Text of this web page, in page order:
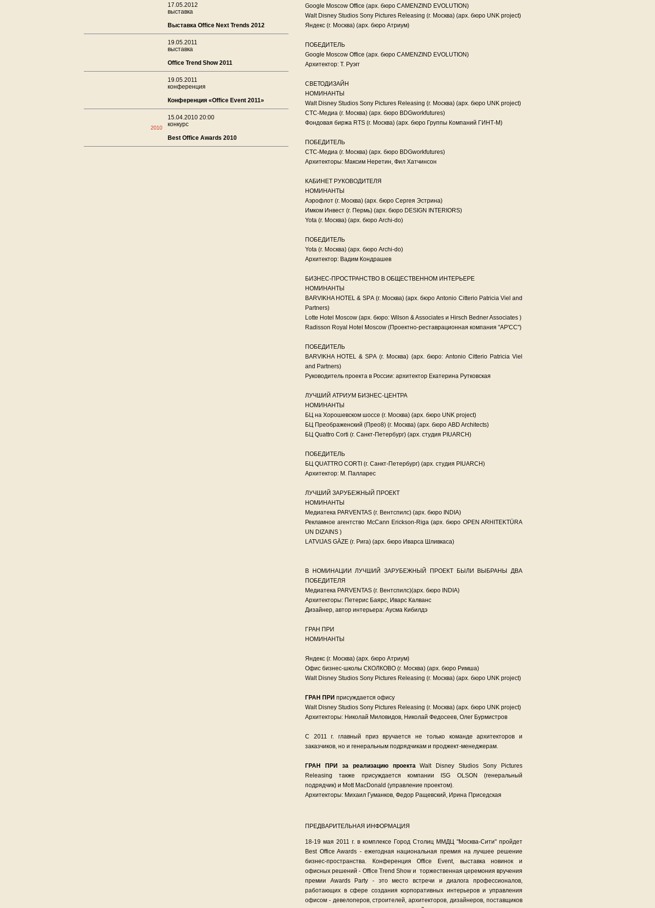
17.05.2012
выставка
Выставка Office Next Trends 2012
19.05.2011
выставка
Office Trend Show 2011
19.05.2011
конференция
Конференция «Office Event 2011»
2010
15.04.2010 20:00
конкурс
Best Office Awards 2010
Google Moscow Office (арх. бюро CAMENZIND EVOLUTION)
Walt Disney Studios Sony Pictures Releasing (г. Москва) (арх. бюро UNK project)
Яндекс (г. Москва) (арх. бюро Атриум)
ПОБЕДИТЕЛЬ
Google Moscow Office (арх. бюро CAMENZIND EVOLUTION)
Архитектор: Т. Руэгг
СВЕТОДИЗАЙН
НОМИНАНТЫ
Walt Disney Studios Sony Pictures Releasing (г. Москва) (арх. бюро UNK project)
СТС-Медиа (г. Москва) (арх. бюро BDGworkfutures)
Фондовая биржа RTS (г. Москва) (арх. бюро Группы Компаний ГИНТ-М)
ПОБЕДИТЕЛЬ
CTC-Медиа (г. Москва) (арх. бюро BDGworkfutures)
Архитекторы: Максим Неретин, Фил Хатчинсон
КАБИНЕТ РУКОВОДИТЕЛЯ
НОМИНАНТЫ
Аэрофлот (г. Москва) (арх. бюро Сергея Эстрина)
Имком Инвест (г. Пермь) (арх. бюро DESIGN INTERIORS)
Yota (г. Москва) (арх. бюро Archi-do)
ПОБЕДИТЕЛЬ
Yota (г. Москва) (арх. бюро Archi-do)
Архитектор: Вадим Кондрашев
БИЗНЕС-ПРОСТРАНСТВО В ОБЩЕСТВЕННОМ ИНТЕРЬЕРЕ
НОМИНАНТЫ
BARVIKHA HOTEL & SPА (г. Москва) (арх. бюро Antonio Citterio Patricia Viel and
Partners)
Lotte Hotel Moscow (арх. бюро: Wilson & Associates и Hirsch Bedner Associates )
Radisson Royal Hotel Moscow (Проектно-реставрационная компания "АР'CC")
ПОБЕДИТЕЛЬ
BARVIKHA HOTEL & SPА (г. Москва) (арх. бюро: Antonio Citterio Patricia Viel
and Partners)
Руководитель проекта в России: архитектор Екатерина Рутковская
ЛУЧШИЙ АТРИУМ БИЗНЕС-ЦЕНТРА
НОМИНАНТЫ
БЦ на Хорошевском шоссе (г. Москва) (арх. бюро UNK project)
БЦ Преображенский (Прео8) (г. Москва) (арх. бюро ABD Architects)
БЦ Quattro Corti (г. Санкт-Петербург) (арх. студия PIUARCH)
ПОБЕДИТЕЛЬ
БЦ QUATTRO CORTI (г. Санкт-Петербург) (арх. студия PIUARCH)
Архитектор: М. Палларес
ЛУЧШИЙ ЗАРУБЕЖНЫЙ ПРОЕКТ
НОМИНАНТЫ
Медиатека PARVENTAS (г. Вентспилс) (арх. бюро INDIA)
Рекламное агентство McCann Erickson-Riga (арх. бюро OPEN ARHITEKTŪRA
UN DIZAINS )
LATVIJAS GĀZE (г. Рига) (арх. бюро Иварса Шливкаса)
В НОМИНАЦИИ ЛУЧШИЙ ЗАРУБЕЖНЫЙ ПРОЕКТ БЫЛИ ВЫБРАНЫ ДВА
ПОБЕДИТЕЛЯ
Медиатека PARVENTAS (г. Вентспилс)(арх. бюро INDIA)
Архитекторы: Петерис Баярс, Иварс Калванс
Дизайнер, автор интерьера: Аусма Кибилдэ
ГРАН ПРИ
НОМИНАНТЫ
Яндекс (г. Москва) (арх. бюро Атриум)
Офис бизнес-школы СКОЛКОВО (г. Москва) (арх. бюро Римша)
Walt Disney Studios Sony Pictures Releasing (г. Москва) (арх. бюро UNK project)
ГРАН ПРИ присуждается офису
Walt Disney Studios Sony Pictures Releasing (г. Москва) (арх. бюро UNK project)
Архитекторы: Николай Миловидов, Николай Федосеев, Олег Бурмистров
С 2011 г. главный приз вручается не только команде архитекторов и
заказчиков, но и генеральным подрядчикам и проджект-менеджерам.
ГРАН ПРИ за реализацию проектаWalt Disney Studios Sony Pictures
Releasing также присуждается компании ISG OLSON (генеральный
подрядчик) и Mott MacDonald (управление проектом).
Архитекторы: Михаил Гуманков, Федор Ращевский, Ирина Приседская
ПРЕДВАРИТЕЛЬНАЯ ИНФОРМАЦИЯ
18-19 мая 2011 г. в комплексе Город Столиц ММДЦ "Москва-Сити" пройдет
Best Office Awards - ежегодная национальная премия на лучшее решение
бизнес-пространства. Конференция Office Event, выставка новинок и
офисных решений - Office Trend Show и торжественная церемония вручения
премии Awards Party - это место встречи и диалога профессионалов,
работающих в сфере создания корпоративных интерьеров и управления
офисом - девелоперов, строителей, архитекторов, дизайнеров, поставщиков